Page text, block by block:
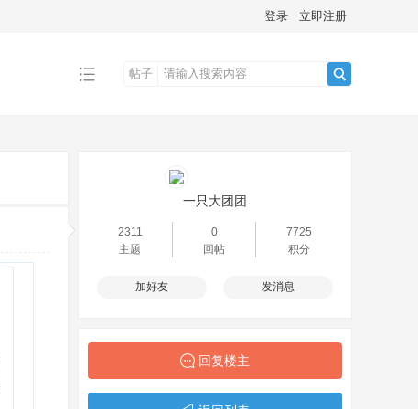
登录 立即注册
帖子
一只大团团
2311
主题
0
回帖
7725
积分
加好友 发消息
回复楼主